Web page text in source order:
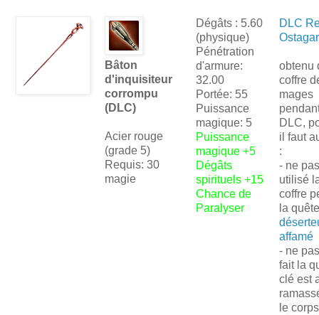
Bâton
d'inquisiteur
corrompu
(DLC)
Acier rouge
(grade 5)
Requis: 30
magie
Dégâts : 5.60
(physique)
Pénétration
d'armure:
32.00
Portée: 55
Puissance
magique: 5
Puissance
magique +5
Dégâts
spirituels +15
Chance de
Paralyser
DLC
Ostagar
obtenu
coffre
mages
DLC,
il faut
:
- ne
utilisé
coffre
la
affamé
- ne
fait la
clé est
le